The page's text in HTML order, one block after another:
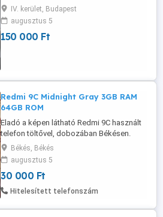
Ultra, iPhone 15, iPhone 15 Pro Max,
iPhone 17 Pro Max, iPhone 17,
Katalógusért látogasson el a oldalra
WhatsApp: Irodai e-mail: Minden termék
IV. kerület, Budapest
augusztus 5
150 000 Ft
Redmi 9C Midnight Gray 3GB RAM
64GB ROM
Eladó a képen látható Redmi 9C használt
telefon töltővel, dobozában Békésen.
Érd.: 06-30-336-4392
Békés, Békés
augusztus 5
30 000 Ft
Hitelesített telefonszám